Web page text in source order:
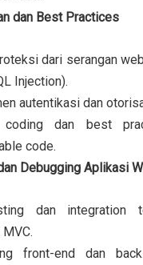
dan Best Practices
dari serangan
Injection).
autentikasi dan
coding dan best
code.
Debugging Aplikasi
dan integration
MVC.
front-end dan